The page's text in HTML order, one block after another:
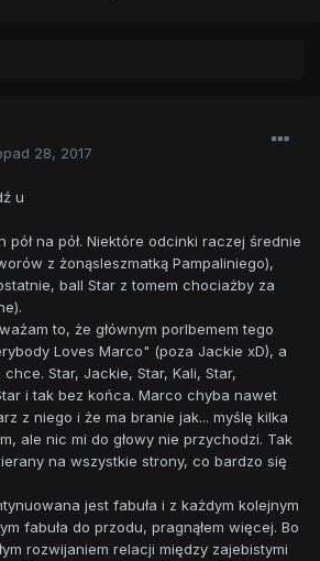
28, 2017
u
pół na pół. Niektóre odcinki raczej średnie
z żonąsleszmatką Pampaliniego),
ball Star z tomem chociażby za
to, że głównym porlbemem tego
Loves Marco" (poza Jackie xD), a
Star, Jackie, Star, Kali, Star,
i tak bez końca. Marco chyba nawet
z niego i że ma branie jak... myślę kilka
ale nic mi do głowy nie przychodzi. Tak
na wszystkie strony, co bardzo się
jest fabuła i z każdym kolejnym
fabuła do przodu, pragnąłem więcej. Bo
rozwijaniem relacji między zajebistymi